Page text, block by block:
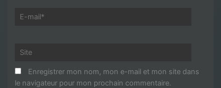
E-
Site
Enregistrer mon nom, mon e-mail et mon site dans
le navigateur pour mon prochain commentaire.